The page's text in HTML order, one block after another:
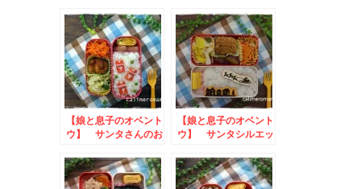
【娘と息子のオベント
ウ】 サンタさんのお
PLUSオリジナルカレ
ンダー
【娘と息子のオベント
ウ】 サンタシルエッ
災鍋キャンペーン